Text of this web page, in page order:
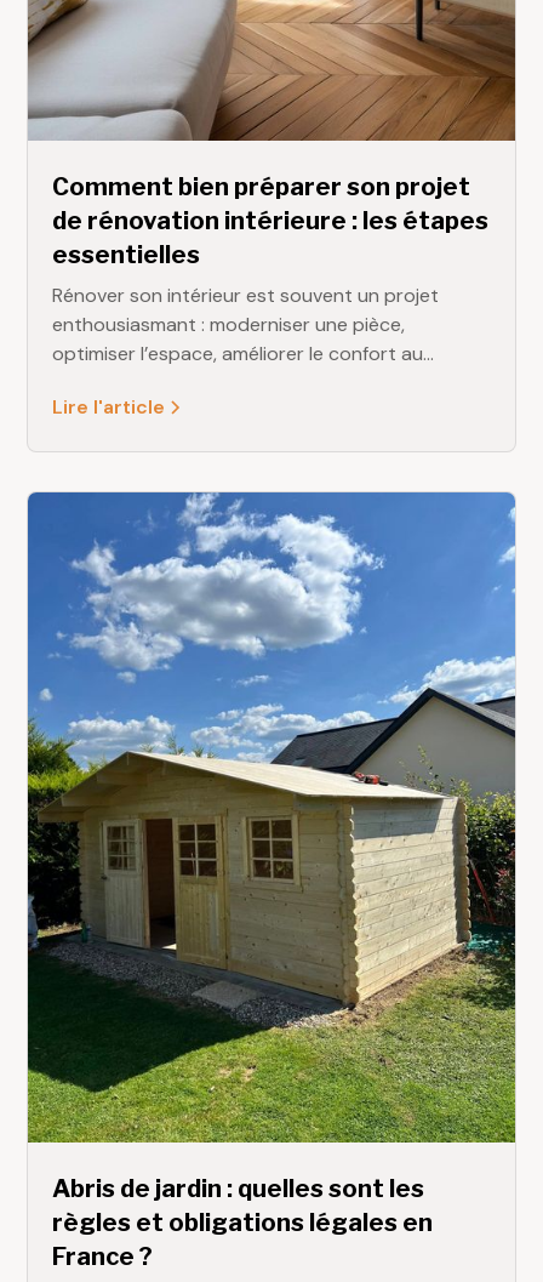
Comment bien préparer son projet
de rénovation intérieure : les étapes
essentielles
Rénover son intérieur est souvent un projet
enthousiasmant : moderniser une pièce,
optimiser l’espace, améliorer le confort au
déroulent sereinement, une bonne préparation
nombreux particuliers en Seine-Maritime dans
leurs projets, et nous connaissons parfaitement
les étapes clés qui garantissent un résultat
durable et conforme aux attentes.
Lire l'article
Abris de jardin : quelles sont les
règles et obligations légales en
France ?